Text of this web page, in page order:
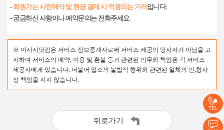
TEL
-회원가는 사전예약 및 현금 결제 시 적용되는 가격입니다.
- 궁금하신 사항이나 예약문의는 전화주세요.
※ 마사지닷컴은 서비스 정보중개자로써 서비스 제공의 당사자가 아님을 고
지하며 서비스의 예약, 이용 및 환불 등과 관련된 의무와 책임은 각 서비스
제공자에게 있습니다. 더불어 업소의 불법적 행위와 관련된 일체의 민,형사
상 책임을 지지 않습니다.
뒤로가기